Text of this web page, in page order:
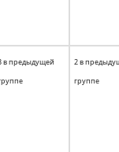
в предыдущей
2 в
группе